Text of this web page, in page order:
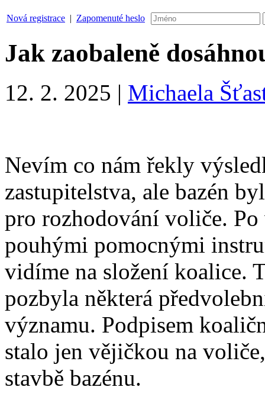
Nová registrace | Zapomenuté heslo
Jak zaobaleně
12. 2. 2025 | Michaela
Nevím co nám řekly
zastupitelstva, ale bazén
pro rozhodování voliče.
pouhými pomocnými
vidíme na složení koalice.
pozbyla některá
významu. Podpisem
stalo jen vějičkou na
stavbě bazénu.